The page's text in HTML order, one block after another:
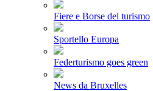
Fiere e Borse del turismo
Sportello Europa
Federturismo goes green
News da Bruxelles